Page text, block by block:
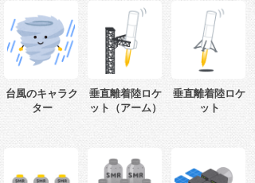
台風のキャラク
ター
垂直離着陸ロケ
ット（アーム）
垂直離着陸ロケ
ット